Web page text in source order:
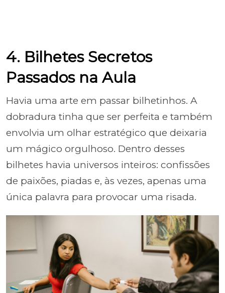
4. Bilhetes Secretos
Passados na Aula
Havia uma arte em passar bilhetinhos. A
dobradura tinha que ser perfeita e também
envolvia um olhar estratégico que deixaria
um mágico orgulhoso. Dentro desses
bilhetes havia universos inteiros: confissões
de paixões, piadas e, às vezes, apenas uma
única palavra para provocar uma risada.